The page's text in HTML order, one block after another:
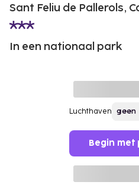
Sant Feliu de Pallerols,
In een nationaal park
Luchthaven
Begin met